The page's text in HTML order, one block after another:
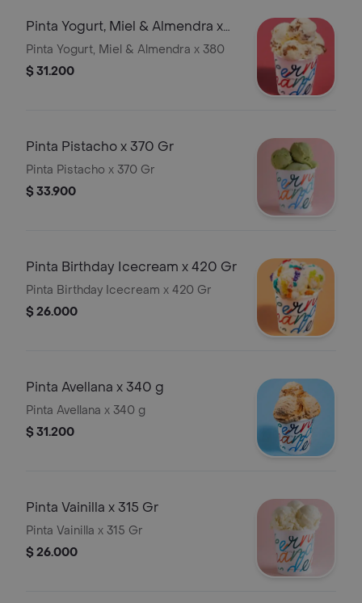
Pinta Yogurt, Miel & Almendra x
380
Pinta Yogurt, Miel & Almendra x 380
$ 31.200
Pinta Pistacho x 370 Gr
Pinta Pistacho x 370 Gr
$ 33.900
Pinta Birthday Icecream x 420 Gr
Pinta Birthday Icecream x 420 Gr
$ 26.000
Pinta Avellana x 340 g
Pinta Avellana x 340 g
$ 31.200
Pinta Vainilla x 315 Gr
Pinta Vainilla x 315 Gr
$ 26.000